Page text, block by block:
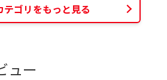
テゴリをもっと見る
ュー